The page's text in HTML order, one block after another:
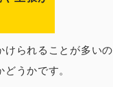
けられることが多いの
うかです。